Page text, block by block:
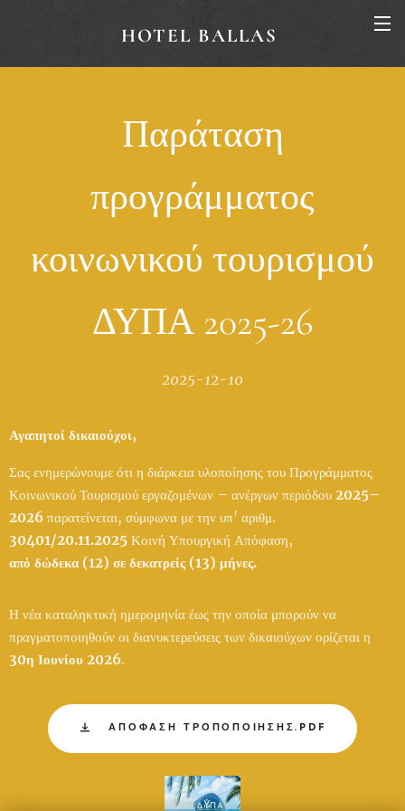
HOTEL BALLAS
Παράταση
προγράμματος
κοινωνικού τουρισμού
ΔΥΠΑ 2025-26
2025-12-10
Αγαπητοί δικαιούχοι,
Σας ενημερώνουμε ότι η διάρκεια υλοποίησης του Προγράμματος
Κοινωνικού Τουρισμού εργαζομένων – ανέργων περιόδου 2025–
2026 παρατείνεται, σύμφωνα με την υπ' αριθμ.
30401/20.11.2025 Κοινή Υπουργική Απόφαση,
από δώδεκα (12) σε δεκατρείς (13) μήνες.
Η νέα καταληκτική ημερομηνία έως την οποία μπορούν να
πραγματοποιηθούν οι διανυκτερεύσεις των δικαιούχων ορίζεται η
30η Ιουνίου 2026.
ΑΠΟΦΑΣΗ ΤΡΟΠΟΠΟΙΗΣΗΣ.PDF